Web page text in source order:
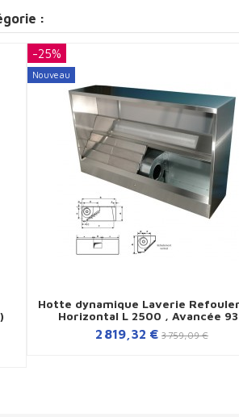
:
-25%
Nouveau
Hotte dynamique Laverie
Horizontal L 2500 , Avancée
2 819,32 € 3 759,09 €